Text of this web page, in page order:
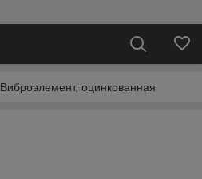
Виброэлемент, оцинкованная